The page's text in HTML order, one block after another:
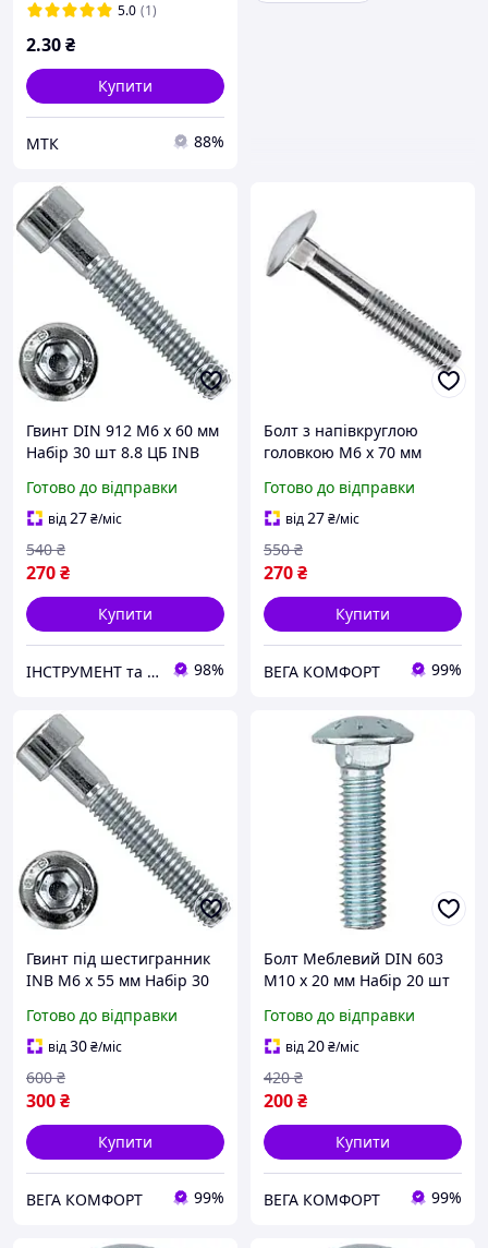
5.0 (1)
2.30₴
Купити
МТК 88%
Гвинт DIN 912 М6 х 60 мм
Набір 30 шт 8.8 ЦБ INB
Готово до відправки
від27₴/міс
270₴
540 ₴
Купити
ІНСТРУМЕНТ та МЕТИЗИ 98%
Болт з напівкруглою
головкою М6 х 70 мм
Нержавіюча сталь А2
Spec
Готово до відправки
від27₴/міс
270₴
550 ₴
Купити
ВЕГА КОМФОРТ 99%
Гвинт під шестигранник
INB М6 х 55 мм Набір 30
Готово до відправки
від30₴/міс
300₴
600 ₴
Купити
ВЕГА КОМФОРТ 99%
Болт Меблевий DIN 603
М10 х 20 мм Набір 20 шт
Готово до відправки
від20₴/міс
200₴
420 ₴
Купити
ВЕГА КОМФОРТ 99%